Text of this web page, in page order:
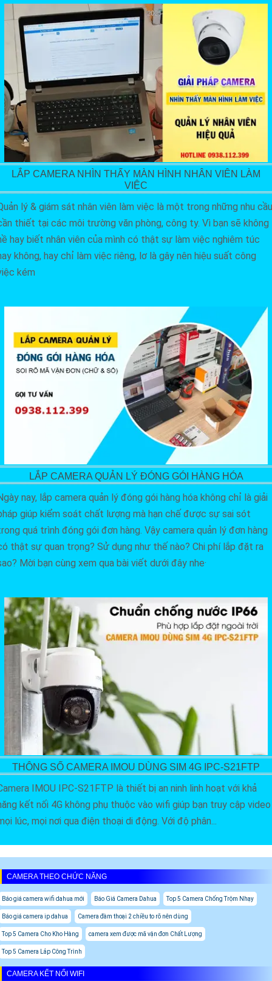
LẮP CAMERA NHÌN THẤY MÀN HÌNH NHÂN VIÊN LÀM
VIỆC
lý & giám sát nhân viên làm việc là một trong những nhu cầu
thiết tại các môi trường văn phòng, công ty. Vì bạn sẽ không
hay biết nhân viên của mình có thật sự làm việc nghiêm túc
không, hay chỉ làm việc riêng, lơ là gây nên hiệu suất công
kém
LẮP CAMERA QUẢN LÝ ĐÓNG GÓI HÀNG HÓA
nay, lắp camera quản lý đóng gói hàng hóa không chỉ là giải
giúp kiểm soát chất lượng mà hạn chế được sự sai sót
quá trình đóng gói đơn hàng. Vậy camera quản lý đơn hàng
thật sự quan trọng? Sử dụng như thế nào? Chi phí lắp đặt ra
Mời bạn cùng xem qua bài viết dưới đây nhe·
THÔNG SỐ CAMERA IMOU DÙNG SIM 4G IPC-S21FTP
IMOU IPC-S21FTP là thiết bị an ninh linh hoạt với khả
kết nối 4G không phụ thuộc vào wifi giúp bạn truy cập video
lúc, mọi nơi qua điện thoại di động. Với độ phân...
CAMERA THEO CHỨC NĂNG
Báo giá camera wifi dahua mới Báo Giá Camera Dahua Top 5 Camera Chống Trộm Nhạy
Báo giá camera ip dahua Camera đàm thoại 2 chiều to rõ nên dùng
Top 5 Camera Cho Kho Hàng camera xem được mã vận đơn Chất Lượng
Top 5 Camera Lắp Công Trình
CAMERA KẾT NỐI WIFI